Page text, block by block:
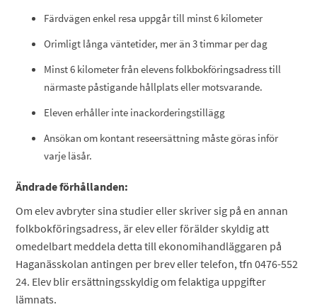
Färdvägen enkel resa uppgår till minst 6 kilometer
Orimligt långa väntetider, mer än 3 timmar per dag
Minst 6 kilometer från elevens folkbokföringsadress till
närmaste påstigande hållplats eller motsvarande.
Eleven erhåller inte inackorderingstillägg
Ansökan om kontant reseersättning måste göras inför
varje läsår.
Ändrade förhållanden:
Om elev avbryter sina studier eller skriver sig på en annan
folkbokföringsadress, är elev eller förälder skyldig att
omedelbart meddela detta till ekonomihandläggaren på
Haganässkolan antingen per brev eller telefon, tfn 0476-552
24. Elev blir ersättningsskyldig om felaktiga uppgifter
lämnats.